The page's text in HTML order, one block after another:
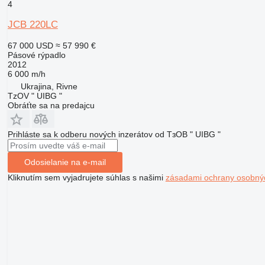
4
JCB 220LC
67 000 USD ≈ 57 990 €
Pásové rýpadlo
2012
6 000 m/h
Ukrajina, Rivne
TzOV " UIBG "
Obráťte sa na predajcu
Prihláste sa k odberu nových inzerátov od ТзОВ " UIBG "
Odosielanie na e-mail
Kliknutím sem vyjadrujete súhlas s našimi zásadami ochrany